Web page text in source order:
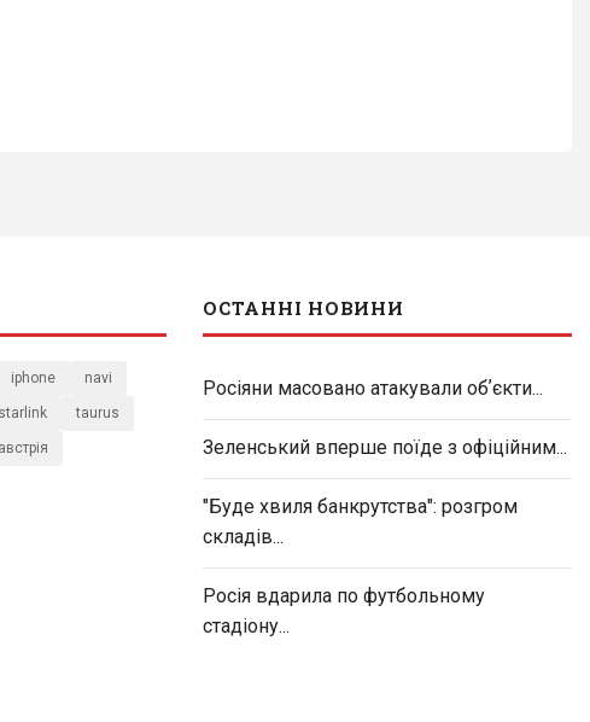
iphone navi
starlink taurus
австрія
ОСТАННІ НОВИНИ
Росіяни масовано атакували обʼєкти...
Зеленський вперше поїде з офіційним...
"Буде хвиля банкрутства": розгром
складів...
Росія вдарила по футбольному
стадіону...